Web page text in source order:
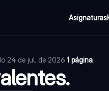
Asignaturas
24 de jul. de 2026·1 página